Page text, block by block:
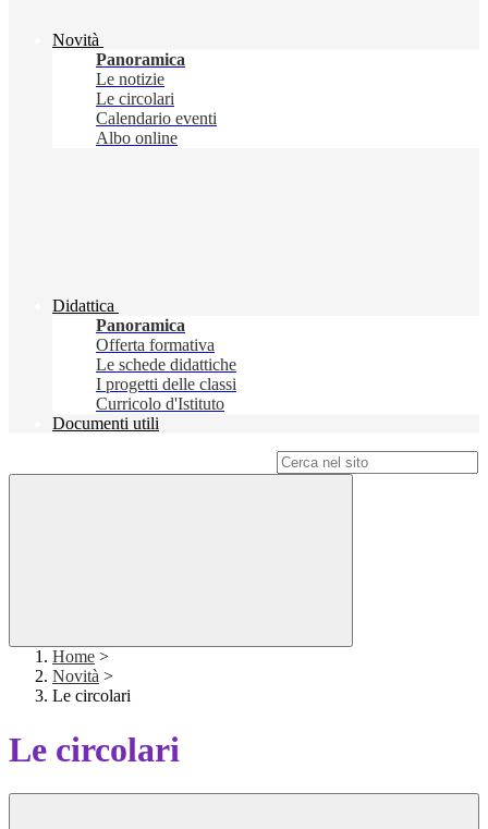
Novità
Panoramica
Le notizie
Le circolari
Calendario eventi
Albo online
Didattica
Panoramica
Offerta formativa
Le schede didattiche
I progetti delle classi
Curricolo d'Istituto
Documenti utili
Home >
Novità >
Le circolari
Le circolari